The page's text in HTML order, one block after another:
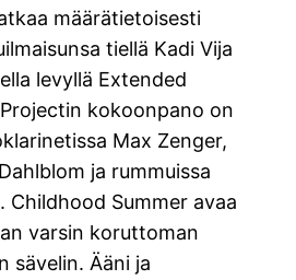
määrätietoisesti
tiellä Kadi Vija
levyllä Extended
kokoonpano on
Max Zenger,
ja rummuissa
Childhood Summer avaa
varsin koruttoman
sävelin. Ääni ja